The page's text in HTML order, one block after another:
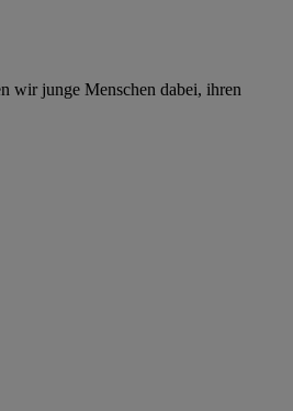
wir junge Menschen dabei, ihren